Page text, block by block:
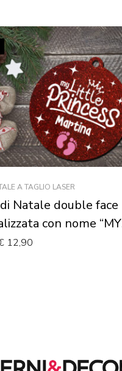
A TAGLIO LASER
Natale double face
con nome “MY
12,90